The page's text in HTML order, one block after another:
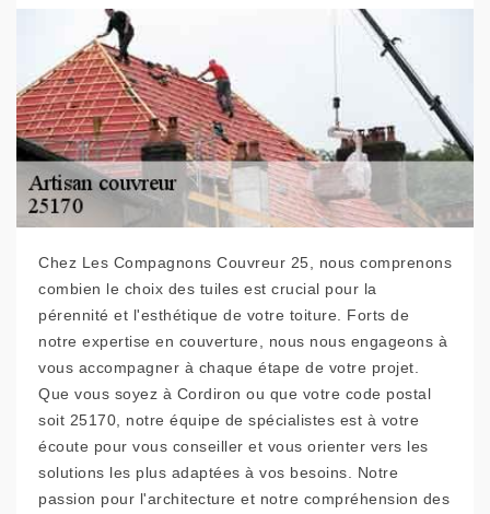
Chez Les Compagnons Couvreur 25, nous comprenons
combien le choix des tuiles est crucial pour la
pérennité et l'esthétique de votre toiture. Forts de
notre expertise en couverture, nous nous engageons à
vous accompagner à chaque étape de votre projet.
Que vous soyez à Cordiron ou que votre code postal
soit 25170, notre équipe de spécialistes est à votre
écoute pour vous conseiller et vous orienter vers les
solutions les plus adaptées à vos besoins. Notre
passion pour l'architecture et notre compréhension des